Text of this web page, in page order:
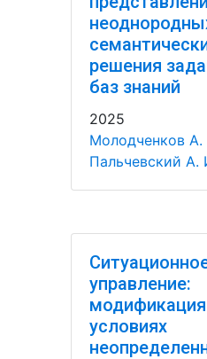
решения
баз знаний
2025
Молодченков А.
Пальчевский А.
управление:
условиях